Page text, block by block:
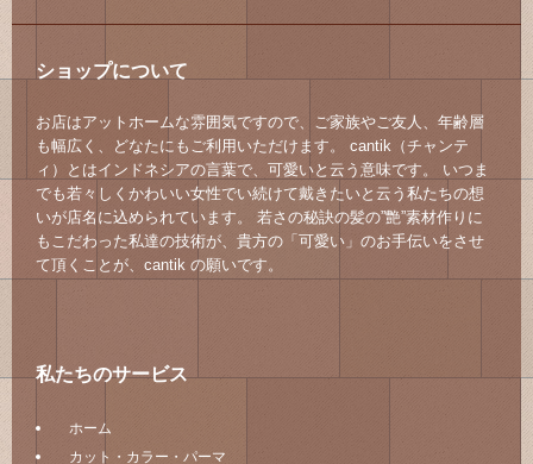
ショップについて
お店はアットホームな雰囲気ですので、ご家族やご友人、年齢層
も幅広く、どなたにもご利用いただけます。 cantik（チャンテ
ィ）とはインドネシアの言葉で、可愛いと云う意味です。 いつま
でも若々しくかわいい女性でい続けて戴きたいと云う私たちの想
いが店名に込められています。 若さの秘訣の髪の”艶”素材作りに
もこだわった私達の技術が、貴方の「可愛い」のお手伝いをさせ
て頂くことが、cantik の願いです。
私たちのサービス
ホーム
カット・カラー・パーマ